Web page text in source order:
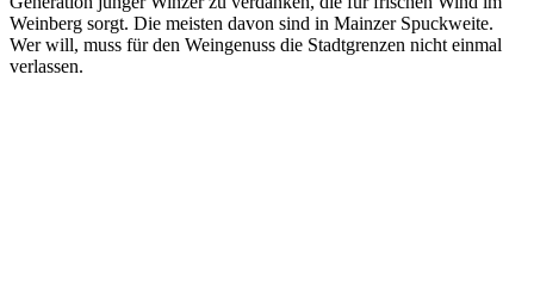
Weinberg sorgt. Die meisten davon sind in Mainzer Spuckweite.
Wer will, muss für den Weingenuss die Stadtgrenzen nicht einmal
verlassen.